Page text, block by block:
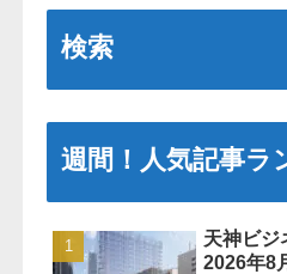
検索
週間！人気記事ラ
天神ビジ
2026年8